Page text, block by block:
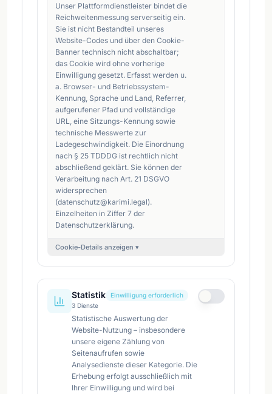
Unser Plattformdienstleister bindet die
Reichweitenmessung serverseitig ein.
Sie ist nicht Bestandteil unseres
Website-Codes und über den Cookie-
Banner technisch nicht abschaltbar;
das Cookie wird ohne vorherige
Einwilligung gesetzt. Erfasst werden u.
a. Browser- und Betriebssystem-
Kennung, Sprache und Land, Referrer,
aufgerufener Pfad und vollständige
URL, eine Sitzungs-Kennung sowie
technische Messwerte zur
Ladegeschwindigkeit. Die Einordnung
nach § 25 TDDDG ist rechtlich nicht
abschließend geklärt. Sie können der
Verarbeitung nach Art. 21 DSGVO
widersprechen
(datenschutz@karimi.legal).
Einzelheiten in Ziffer 7 der
Datenschutzerklärung.
Cookie-Details anzeigen ▾
Statistik
Einwilligung erforderlich
3 Dienste
Statistische Auswertung der
Website-Nutzung – insbesondere
unsere eigene Zählung von
Seitenaufrufen sowie
Analysedienste dieser Kategorie. Die
Erhebung erfolgt ausschließlich mit
Ihrer Einwilligung und wird bei